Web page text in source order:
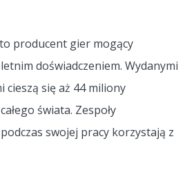
producent gier mogący
doświadczeniem. Wydanymi
cieszą się aż 44 miliony
świata. Zespoły
swojej pracy korzystają z